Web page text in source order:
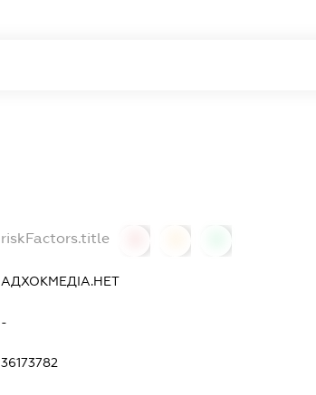
riskFactors.title
АДХОКМЕДІА.НЕТ
-
36173782